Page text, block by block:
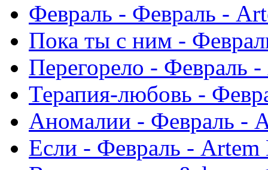
Февраль - Февраль -
Пока ты с ним -
Перегорело - Февраль
Терапия-любовь -
Аномалии - Февраль -
Если - Февраль - Artem